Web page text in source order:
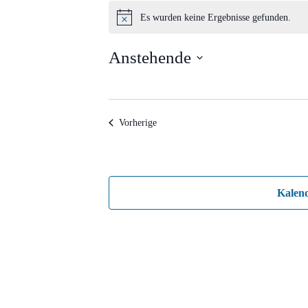
Veranstaltungen
Hinweis
Es wurden keine Ergebnisse gefunden.
Anstehende
VorherigeVeranstaltungen